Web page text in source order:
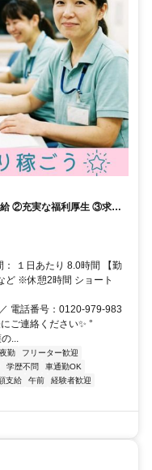
②充実な福利厚生 ③求人
が選ばれています！
１日あたり 8.0時間 【勤
ど ※休憩2時間 ショート
電話番号：0120-979-983
ご連絡ください✨ °
...
勤
フリーター歓迎
学歴不問
車通勤OK
支給 午前
経験者歓迎